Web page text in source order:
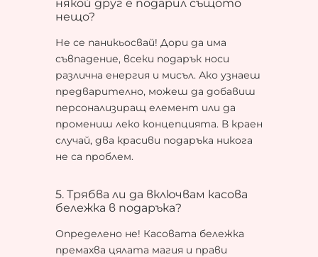
някой друг е подарил същото
нещо?
Не се паникьосвай! Дори да има
съвпадение, всеки подарък носи
различна енергия и мисъл. Ако узнаеш
предварително, можеш да добавиш
персонализиращ елемент или да
промениш леко концепцията. В краен
случай, два красиви подаръка никога
не са проблем.
5. Трябва ли да включвам касова
бележка в подаръка?
Определено не! Касовата бележка
премахва цялата магия и прави